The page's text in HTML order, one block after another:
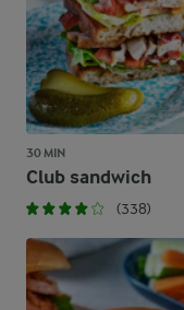
30 MIN
Club sandwich
(338)